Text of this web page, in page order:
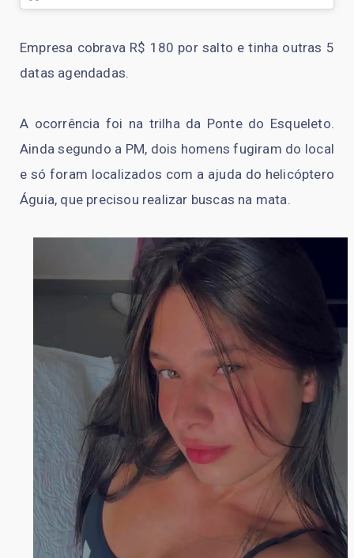
Empresa cobrava R$ 180 por salto e tinha outras 5
datas agendadas.
A ocorrência foi na trilha da Ponte do Esqueleto.
Ainda segundo a PM, dois homens fugiram do local
e só foram localizados com a ajuda do helicóptero
Águia, que precisou realizar buscas na mata.